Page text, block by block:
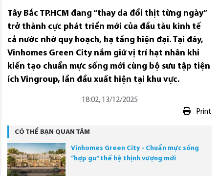
Tây Bắc TP.HCM đang “thay da đổi thịt từng ngày”
trở thành cực phát triển mới của đầu tàu kinh tế
cả nước nhờ quy hoạch, hạ tầng hiện đại. Tại đây,
Vinhomes Green City nắm giữ vị trí hạt nhân khi
kiến tạo chuẩn mực sống mới cùng bộ sưu tập tiện
ích Vingroup, lần đầu xuất hiện tại khu vực.
18:02, 13/12/2025
Print
CÓ THỂ BẠN QUAN TÂM
Vinhomes Green City - Chuẩn mực sống
“hợp gu” thế hệ thịnh vượng mới